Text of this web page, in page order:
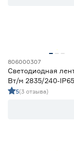
8
5
Индекс
806000307
Светодиодная
Вт/м 2835/
теплый 5 м Geniled
5(3 отзыва)